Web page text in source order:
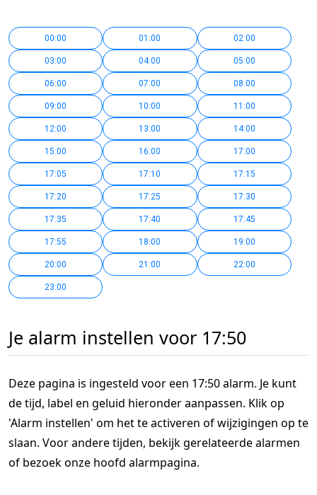
00:00 01:00 02:00
03:00 04:00 05:00
06:00 07:00 08:00
09:00 10:00 11:00
12:00 13:00 14:00
15:00 16:00 17:00
17:05 17:10 17:15
17:20 17:25 17:30
17:35 17:40 17:45
17:55 18:00 19:00
20:00 21:00 22:00
23:00
Je alarm instellen voor 17:50
Deze pagina is ingesteld voor een 17:50 alarm. Je kunt
de tijd, label en geluid hieronder aanpassen. Klik op
'Alarm instellen' om het te activeren of wijzigingen op te
slaan. Voor andere tijden, bekijk gerelateerde alarmen
of bezoek onze hoofd alarmpagina.